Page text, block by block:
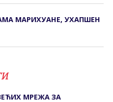
МАРИХУАНЕ, УХАПШЕН
МРЕЖА ЗА